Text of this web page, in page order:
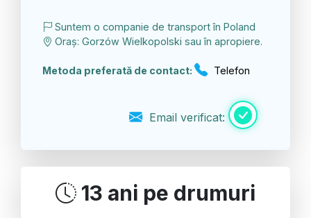
Suntem o companie de transport în Poland
Oraș: Gorzów Wielkopolski sau în apropiere.
Metoda preferată de contact: Telefon
Email verificat:
13 ani pe drumuri